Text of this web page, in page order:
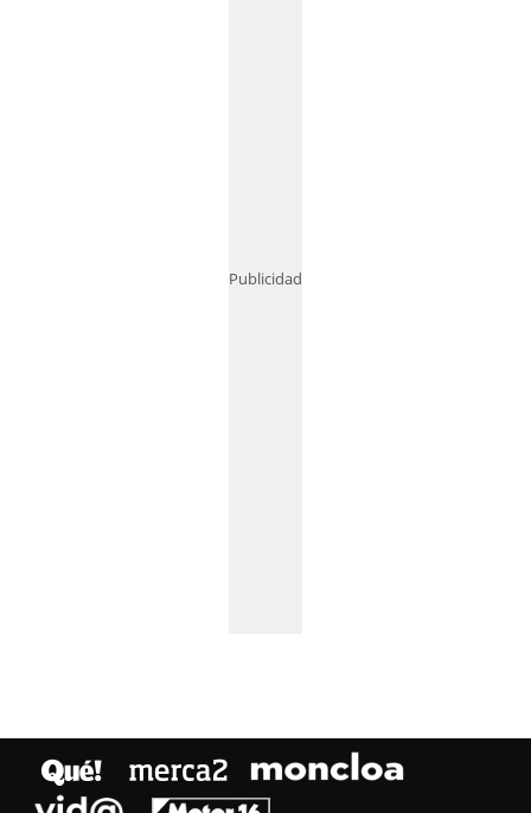
Publicidad